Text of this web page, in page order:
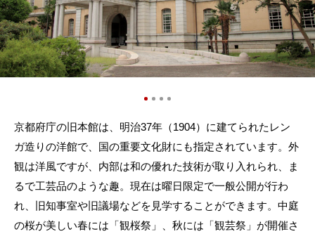
京都府庁の旧本館は、明治37年（1904）に建てられたレン
ガ造りの洋館で、国の重要文化財にも指定されています。外
観は洋風ですが、内部は和の優れた技術が取り入れられ、ま
るで工芸品のような趣。現在は曜日限定で一般公開が行わ
れ、旧知事室や旧議場などを見学することができます。中庭
の桜が美しい春には「観桜祭」、秋には「観芸祭」が開催さ